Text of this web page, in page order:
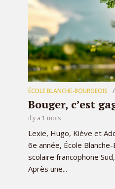
ÉCOLE BLANCHE-BOURGEOIS
Bouger, c’est
il y a 1 mois
Lexie, Hugo, Kiève et
6e année, École
scolaire francophone
Après une...